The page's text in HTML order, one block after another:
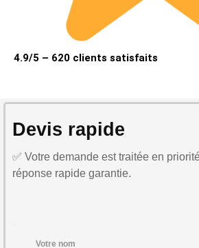
4.9/5 – 620 clients satisfaits
Devis rapide
✅ Votre demande est traitée en
réponse rapide garantie.
Votre nom